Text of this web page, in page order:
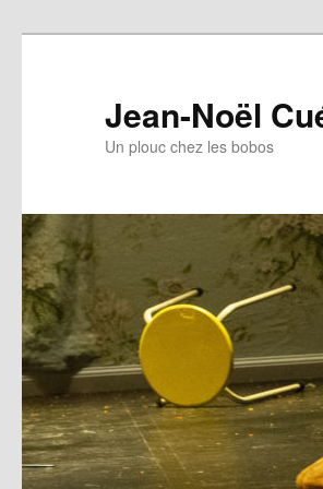
Jean-Noël
Un plouc chez les bobos